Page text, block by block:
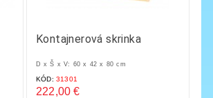
Kontajnerová skrinka
D x Š x V: 60 x 42 x 80 cm
KÓD: 31301
222,00 €